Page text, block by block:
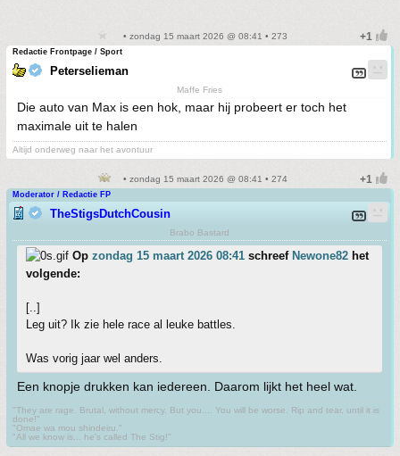
• zondag 15 maart 2026 @ 08:41 • 273
Redactie Frontpage / Sport
Peterselieman
Maffe Fries
Die auto van Max is een hok, maar hij probeert er toch het
maximale uit te halen
Altijd onderweg naar het avontuur
• zondag 15 maart 2026 @ 08:41 • 274
Moderator / Redactie FP
TheStigsDutchCousin
Brabo Bastard
Op zondag 15 maart 2026 08:41 schreef Newone82 het
volgende:
[..]
Leg uit? Ik zie hele race al leuke battles.
Was vorig jaar wel anders.
Een knopje drukken kan iedereen. Daarom lijkt het heel wat.
"They are rage. Brutal, without mercy. But you.... You will be worse. Rip and tear, until it is
done!"
"Omae wa mou shindeiru."
"All we know is... he's called The Stig!"